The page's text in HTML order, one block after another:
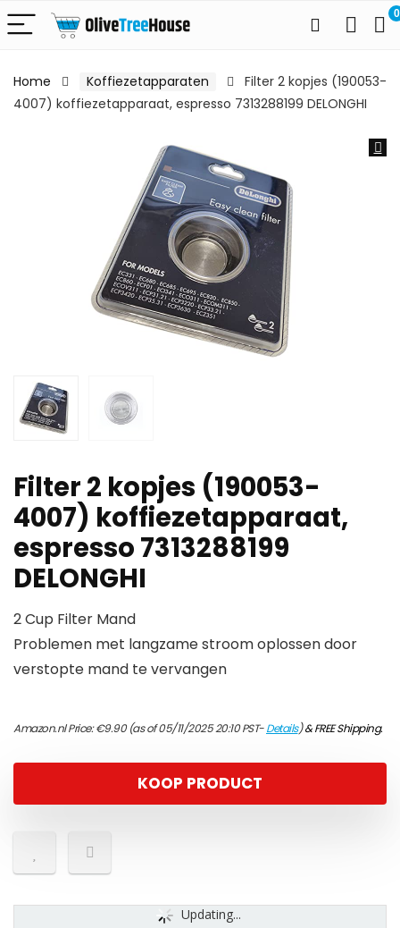
0
Home Koffiezetapparaten
Filter 2 kopjes (190053-
4007) koffiezetapparaat, espresso 7313288199 DELONGHI
Filter 2 kopjes (190053-
4007) koffiezetapparaat,
espresso 7313288199
DELONGHI
2 Cup Filter Mand
Problemen met langzame stroom oplossen door
verstopte mand te vervangen
Amazon.nl Price:€9.90(as of 05/11/2025 20:10 PST-Details)&FREE Shipping.
KOOP PRODUCT
Updating...